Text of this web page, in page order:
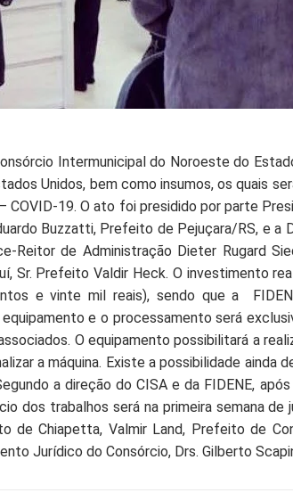
Intermunicipal do Noroeste do
Unidos, bem como insumos, os quais
19. O ato foi presidido por parte
Buzzatti, Prefeito de Pejuçara/RS, e a
Reitor de Administração Dieter Rugard
Sr. Prefeito Valdir Heck. O investimento
e vinte mil reais), sendo que a
e o processamento será
O equipamento possibilitará a
a máquina. Existe a possibilidade ainda
a direção do CISA e da FIDENE,
dos trabalhos será na primeira semana
Chiapetta, Valmir Land, Prefeito de
Jurídico do Consórcio, Drs. Gilberto